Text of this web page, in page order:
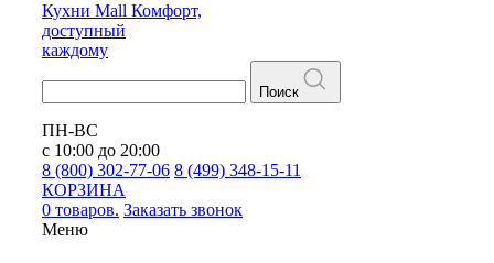
Кухни Mall Комфорт,
доступный
каждому
Поиск
ПН-ВС
с 10:00 до 20:00
8 (800) 302-77-06 8 (499) 348-15-11
КОРЗИНА
0 товаров. Заказать звонок
Меню